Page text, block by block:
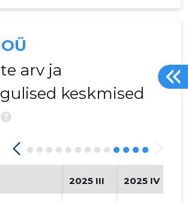
arv ja
keskmised
?
2025 III 2025 IV